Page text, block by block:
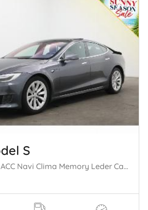
S
75 Base Pano ACC Navi Clima Memory Leder Camera PDC